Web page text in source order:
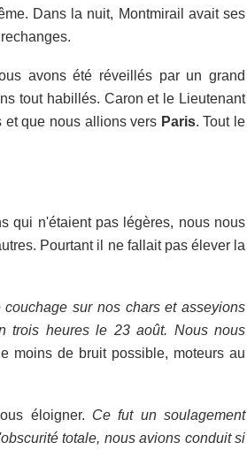
Dans la nuit, Montmirail avait ses
avons été réveillés par un grand
tout habillés. Caron et le Lieutenant
et que nous allions vers Paris. Tout le
qui n'étaient pas légères, nous nous
Pourtant il ne fallait pas élever la
sur nos chars et asseyions
trois heures le 23 août. Nous nous
moins de bruit possible, moteurs au
éloigner. Ce fut un soulagement
totale, nous avions conduit si